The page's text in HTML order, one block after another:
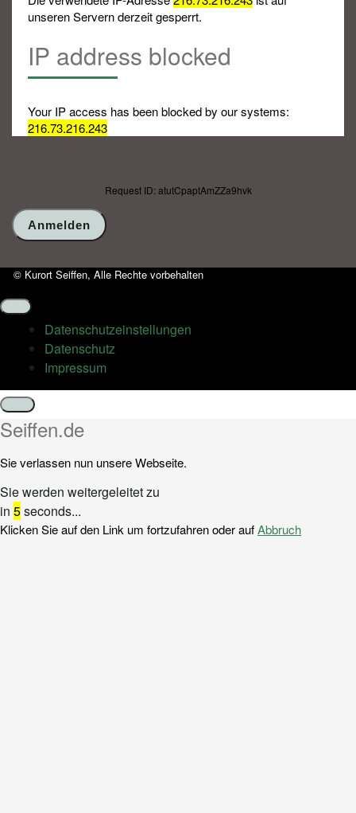
unseren Servern derzeit gesperrt.
IP address blocked
Your IP access has been blocked by our systems:
216.73.216.243
Request ID: atutCpaptAmZZa9hvk
© Kurort Seiffen, Alle Rechte vorbehalten
Datenschutz­einstellungen
Datenschutz
Impressum
Schließen
Seiffen.de
Sie verlassen nun unsere Webseite.
Sie werden weitergeleitet zu
in 5seconds...
Klicken Sie auf den Link um fortzufahren oder aufAbbruch